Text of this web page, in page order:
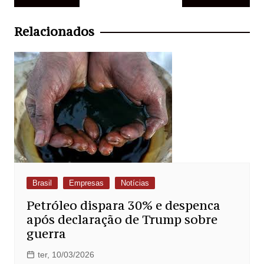
de
Post
Relacionados
Brasil Empresas Notícias
Petróleo dispara 30% e despenca
após declaração de Trump sobre
guerra
ter, 10/03/2026